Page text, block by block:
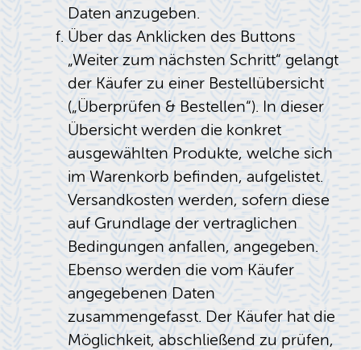
Daten anzugeben.
Über das Anklicken des Buttons
„Weiter zum nächsten Schritt“ gelangt
der Käufer zu einer Bestellübersicht
(„Überprüfen & Bestellen“). In dieser
Übersicht werden die konkret
ausgewählten Produkte, welche sich
im Warenkorb befinden, aufgelistet.
Versandkosten werden, sofern diese
auf Grundlage der vertraglichen
Bedingungen anfallen, angegeben.
Ebenso werden die vom Käufer
angegebenen Daten
zusammengefasst. Der Käufer hat die
Möglichkeit, abschließend zu prüfen,